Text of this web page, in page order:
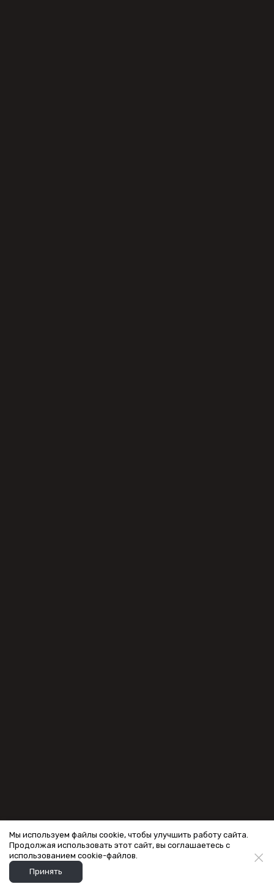
Мы используем файлы cookie, чтобы улучшить работу сайта.
Продолжая использовать этот сайт, вы соглашаетесь с
использованием cookie-файлов.
Принять